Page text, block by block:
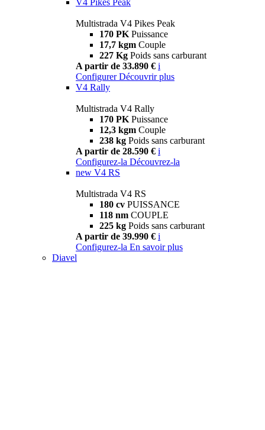
Multistrada V4 Pikes Peak
170 PK Puissance
17,7 kgm Couple
227 Kg Poids sans carburant
A partir de 33.890 € i
Configurer Découvrir plus
V4 Rally
Multistrada V4 Rally
170 PK Puissance
12,3 kgm Couple
238 kg Poids sans carburant
A partir de 28.590 € i
Configurez-la Découvrez-la
new V4 RS
Multistrada V4 RS
180 cv PUISSANCE
118 nm COUPLE
225 kg Poids sans carburant
A partir de 39.990 € i
Configurez-la En savoir plus
Diavel